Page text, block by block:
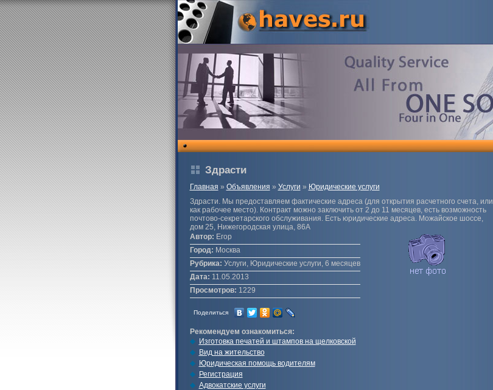
Здрасти
Главная » Объявления » Услуги » Юридические услуги
Здрасти. Мы предоставляем фактические адреса (для открытия расчетного счета, или
как рабочее место). Контракт можно заключить от 2 до 11 месяцев, есть возможность
почтово-секретарского обслуживания. Есть юридические адреса. Можайское шоссе,
дом 25, Нижегородская улица, 86А
Автор: Егор
Город: Москва
Рубрика: Услуги, Юридические услуги, 6 месяцев
Дата: 11.05.2013
Просмотров: 1229
Поделиться
Рекомендуем ознакомиться:
Изготовка печатей и штампов на щелковской
Вид на жительство
Юридическая помощь водителям
Регистрация
Адвокатские услуги